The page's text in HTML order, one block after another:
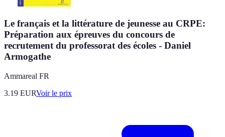
Le français et la littérature de jeunesse au CRPE:
Préparation aux épreuves du concours de
recrutement du professorat des écoles - Daniel
Armogathe
Ammareal FR
3.19 EURVoir le prix